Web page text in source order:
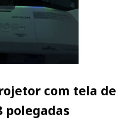
com tela de
polegadas